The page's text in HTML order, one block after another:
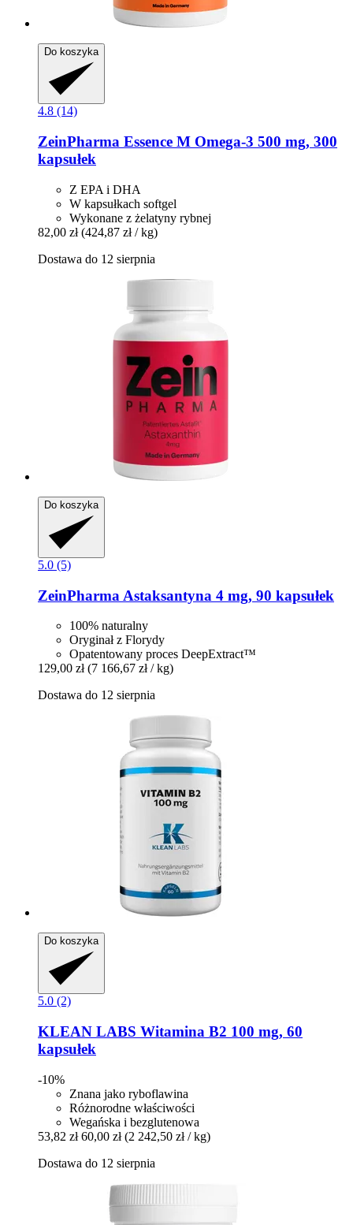
Do koszyka
4.8 (14)
ZeinPharma Essence M Omega-​3 500 mg, 300
kapsułek
Z EPA i DHA
W kapsułkach softgel
Wykonane z żelatyny rybnej
82,00 zł (424,87 zł / kg)
Dostawa do 12 sierpnia
Do koszyka
5.0 (5)
ZeinPharma Astaksantyna 4 mg, 90 kapsułek
100% naturalny
Oryginał z Florydy
Opatentowany proces DeepExtract™
129,00 zł (7 166,67 zł / kg)
Dostawa do 12 sierpnia
Do koszyka
5.0 (2)
KLEAN LABS Witamina B2 100 mg, 60
kapsułek
-10%
Znana jako ryboflawina
Różnorodne właściwości
Wegańska i bezglutenowa
53,82 zł 60,00 zł (2 242,50 zł / kg)
Dostawa do 12 sierpnia